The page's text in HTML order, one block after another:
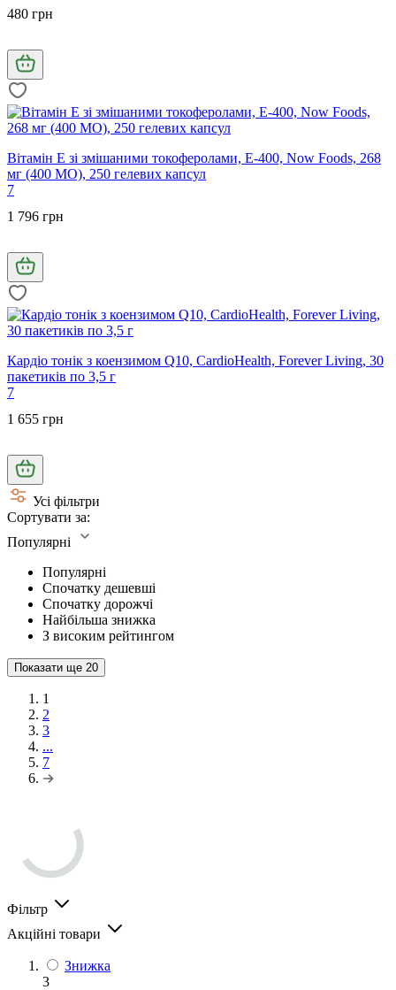
480 грн
Вітамін Е зі змішаними токоферолами, E-400, Now Foods, 268
мг (400 МО), 250 гелевих капсул
7
1 796 грн
Кардіо тонік з коензимом Q10, CardioHealth, Forever Living, 30
пакетиків по 3,5 г
7
1 655 грн
Усі фільтри
Сортувати за:
Популярні
Популярні
Спочатку дешевші
Спочатку дорожчі
Найбільша знижка
З високим рейтингом
Показати ще 20
1
2
3
...
7
Фільтр
Акційні товари
Знижка
3